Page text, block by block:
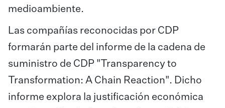
medioambiente.
Las compañías reconocidas por CDP
formarán parte del informe de la cadena de
suministro de CDP "Transparency to
Transformation: A Chain Reaction". Dicho
informe explora la justificación económica